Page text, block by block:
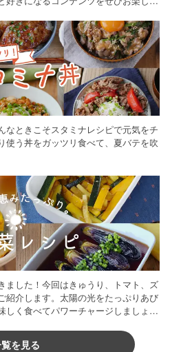
なときこそスタミナレシピで元気をチ
使う丼をガッツリ食べて、夏バテを吹
ました！今回はきゅうり、トマト、ズ
紹介します。太陽の光をたっぷりあび
しく食べてパワーチャージしましょう
を見る